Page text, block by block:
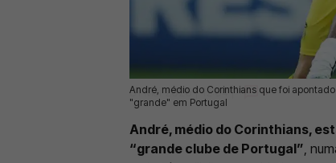
André, médio do Corinthians que foi
"grande" em Portugal
31 Mai 2026 | 12:04 | 0
André, médio do Corinthians,
“grande clube de Portugal” ,